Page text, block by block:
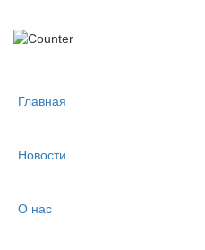
Главная
Новости
О нас